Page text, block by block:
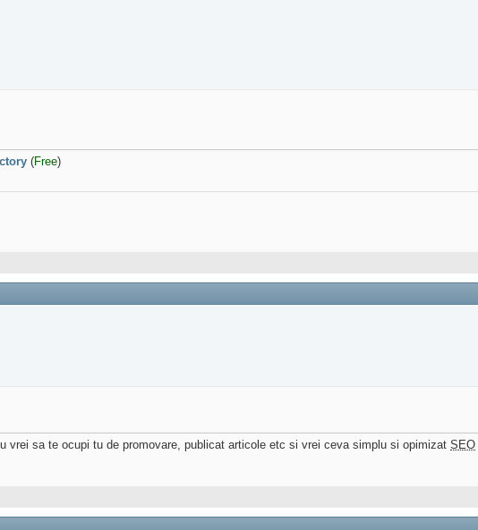
(Free)
vrei sa te ocupi tu de promovare, publicat articole etc si vrei ceva simplu si opimizat SEO